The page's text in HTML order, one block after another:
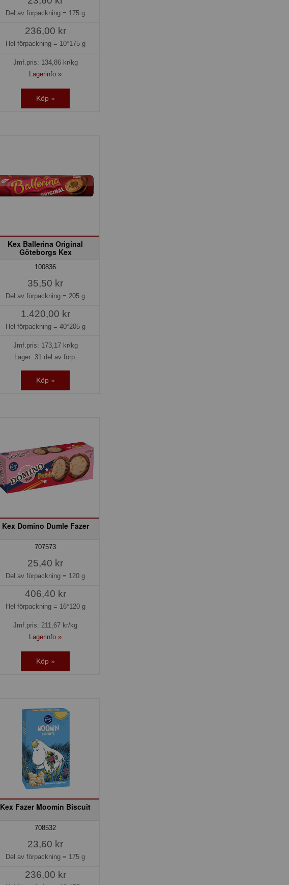
Del av förpackning = 175 g
236,00 kr
Hel förpackning = 10*175 g
Jmf.pris: 134,86kr/kg
Lagerinfo »
Köp »
Kex Ballerina Original
Göteborgs Kex
100836
35,50 kr
Del av förpackning =205 g
1.420,00 kr
Hel förpackning = 40*205 g
Jmf.pris: 173,17kr/kg
Lager: 31 del av förp.
Köp »
Kex Domino Dumle Fazer
707573
25,40 kr
Del av förpackning = 120 g
406,40 kr
Hel förpackning = 16*120 g
Jmf.pris: 211,67 kr/kg
Lagerinfo »
Köp »
Kex Fazer Moomin Biscuit
708532
23,60 kr
Del av förpackning = 175 g
236,00 kr